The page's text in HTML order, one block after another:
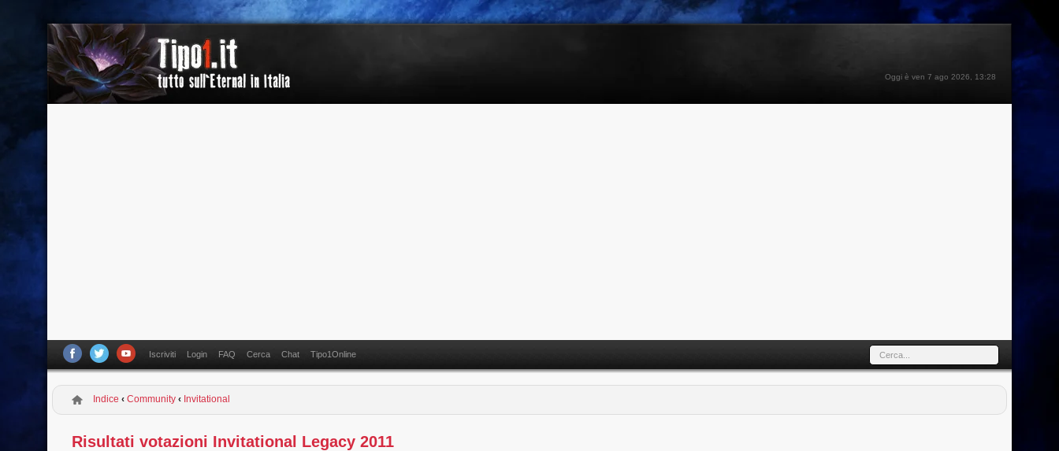
Oggi è ven 7 ago 2026, 13:28
Iscriviti Login FAQ Cerca Chat Tipo1Online
Indice ‹ Community ‹ Invitational
Risultati votazioni Invitational Legacy 2011